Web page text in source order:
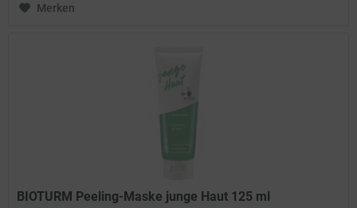
Merken
BIOTURM Peeling-Maske junge Haut 125 ml